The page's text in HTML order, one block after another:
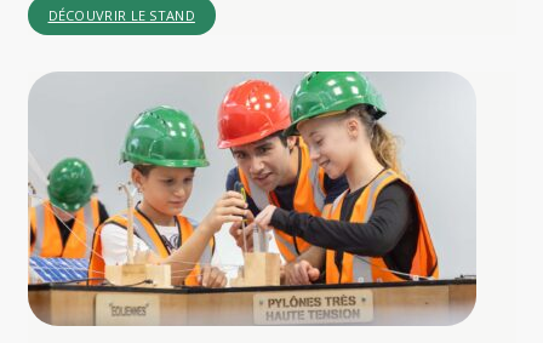
DÉCOUVRIR LE STAND